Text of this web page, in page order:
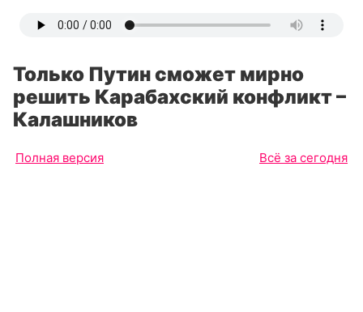
Только Путин сможет мирно
решить Карабахский конфликт –
Калашников
Полная версия Всё за сегодня